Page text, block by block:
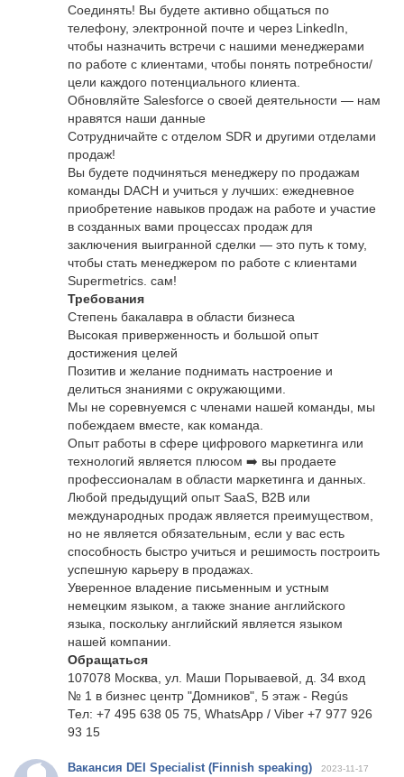
Соединять! Вы будете активно общаться по
телефону, электронной почте и через LinkedIn,
чтобы назначить встречи с нашими менеджерами
по работе с клиентами, чтобы понять потребности/
цели каждого потенциального клиента.
Обновляйте Salesforce о своей деятельности — нам
нравятся наши данные
Сотрудничайте с отделом SDR и другими отделами
продаж!
Вы будете подчиняться менеджеру по продажам
команды DACH и учиться у лучших: ежедневное
приобретение навыков продаж на работе и участие
в созданных вами процессах продаж для
заключения выигранной сделки — это путь к тому,
чтобы стать менеджером по работе с клиентами
Supermetrics. сам!
Требования
Степень бакалавра в области бизнеса
Высокая приверженность и большой опыт
достижения целей
Позитив и желание поднимать настроение и
делиться знаниями с окружающими.
Мы не соревнуемся с членами нашей команды, мы
побеждаем вместе, как команда.
Опыт работы в сфере цифрового маркетинга или
технологий является плюсом ➡️ вы продаете
профессионалам в области маркетинга и данных.
Любой предыдущий опыт SaaS, B2B или
международных продаж является преимуществом,
но не является обязательным, если у вас есть
способность быстро учиться и решимость построить
успешную карьеру в продажах.
Уверенное владение письменным и устным
немецким языком, а также знание английского
языка, поскольку английский является языком
нашей компании.
Обращаться
107078 Москва, ул. Маши Порываевой, д. 34 вход
№ 1 в бизнес центр "Домников", 5 этаж - Regús
Тел: +7 495 638 05 75, WhatsApp / Viber +7 977 926
93 15
Вакансия DEI Specialist (Finnish speaking)
2023-11-17